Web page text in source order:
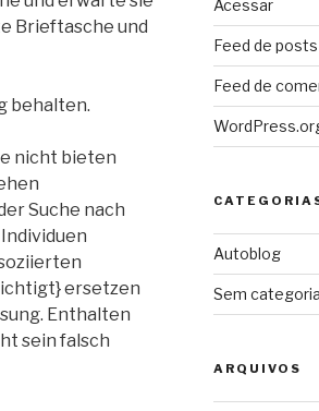
Brieftasche und
behalten.
nicht bieten
Suche nach
ersetzen
Enthalten
sein falsch
Acessar
Feed de posts
Feed de
Autoblog
Sem categoria
ARQUIVOS